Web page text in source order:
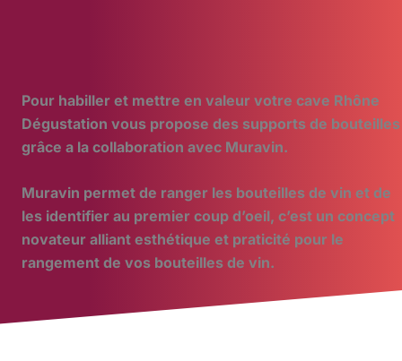
Pour habiller et mettre en valeur votre cave Rhône
Dégustation vous propose des supports de bouteilles
grâce a la collaboration avec Muravin.
Muravin permet de ranger les bouteilles de vin et de
les identifier au premier coup d’oeil, c’est un concept
novateur alliant esthétique et praticité pour le
rangement de vos bouteilles de vin.